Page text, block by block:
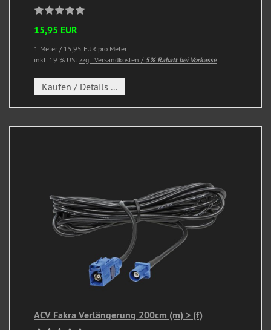
15,95 EUR
1 Meter / 15,95 EUR pro Meter
inkl. 19 % USt zzgl. Versandkosten / 5% Rabatt bei Vorkasse
Kaufen / Details ...
ACV Fakra Verlängerung 200cm (m) > (f)